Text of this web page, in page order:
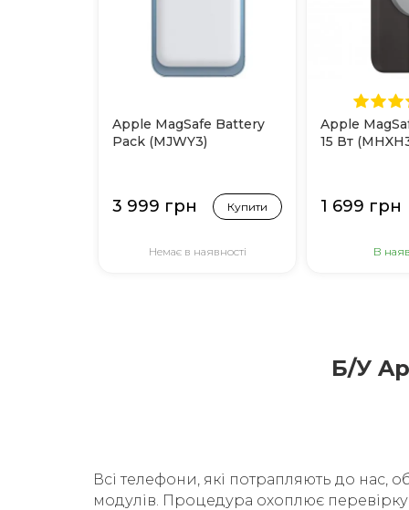
Apple MagSafe Battery
Pack (MJWY3)
3 999 грн Купити
Немає в наявності
Apple
15 Вт
1 699 грн
В
Б/У
Всі телефони, які потрапляють до нас,
модулів. Процедура охоплює